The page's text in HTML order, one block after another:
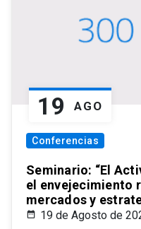
19 AGO
Conferencias
Seminario: “El
el envejecimiento
mercados y
19 de Agosto de